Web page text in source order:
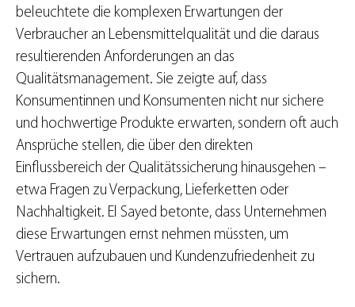
beleuchtete die komplexen Erwartungen der
Verbraucher an Lebensmittelqualität und die daraus
resultierenden Anforderungen an das
Qualitätsmanagement. Sie zeigte auf, dass
Konsumentinnen und Konsumenten nicht nur sichere
und hochwertige Produkte erwarten, sondern oft auch
Ansprüche stellen, die über den direkten
Einflussbereich der Qualitätssicherung hinausgehen –
etwa Fragen zu Verpackung, Lieferketten oder
Nachhaltigkeit. El Sayed betonte, dass Unternehmen
diese Erwartungen ernst nehmen müssten, um
Vertrauen aufzubauen und Kundenzufriedenheit zu
sichern.